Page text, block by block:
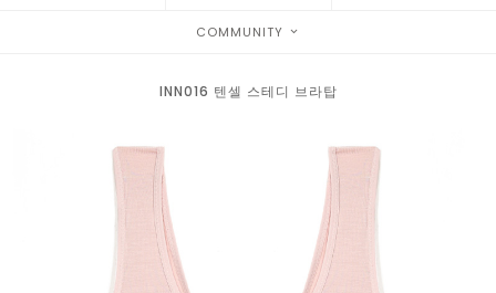
COMMUNITY
INN016 텐셀 스테디 브라탑